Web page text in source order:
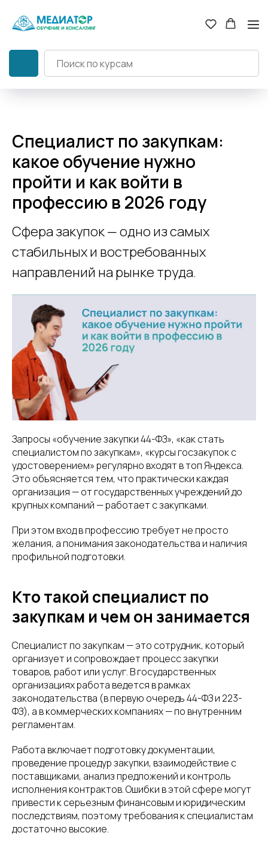
Специалист по закупкам:
какое обучение нужно
пройти и как войти в
профессию в 2026 году
Сфера закупок — одно из самых
стабильных и востребованных
направлений на рынке труда.
Запросы «обучение закупки 44-ФЗ», «как стать
специалистом по закупкам», «курсы госзакупок с
удостоверением» регулярно входят в топ Яндекса.
Это объясняется тем, что практически каждая
организация — от государственных учреждений до
крупных компаний — работает с закупками.
При этом вход в профессию требует не просто
желания, а понимания законодательства и наличия
профильной подготовки.
Кто такой специалист по
закупкам и чем он занимается
Специалист по закупкам — это сотрудник, который
организует и сопровождает процесс закупки
товаров, работ или услуг. В государственных
организациях работа ведется в рамках
законодательства (в первую очередь 44-ФЗ и 223-
ФЗ), а в коммерческих компаниях — по внутренним
регламентам.
Работа включает подготовку документации,
проведение процедур закупки, взаимодействие с
поставщиками, анализ предложений и контроль
исполнения контрактов. Ошибки в этой сфере могут
привести к серьезным финансовым и юридическим
последствиям, поэтому требования к специалистам
достаточно высокие.